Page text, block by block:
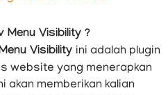
Menu Visibility ?
Visibility ini adalah plugin
website yang menerapkan
akan memberikan kalian